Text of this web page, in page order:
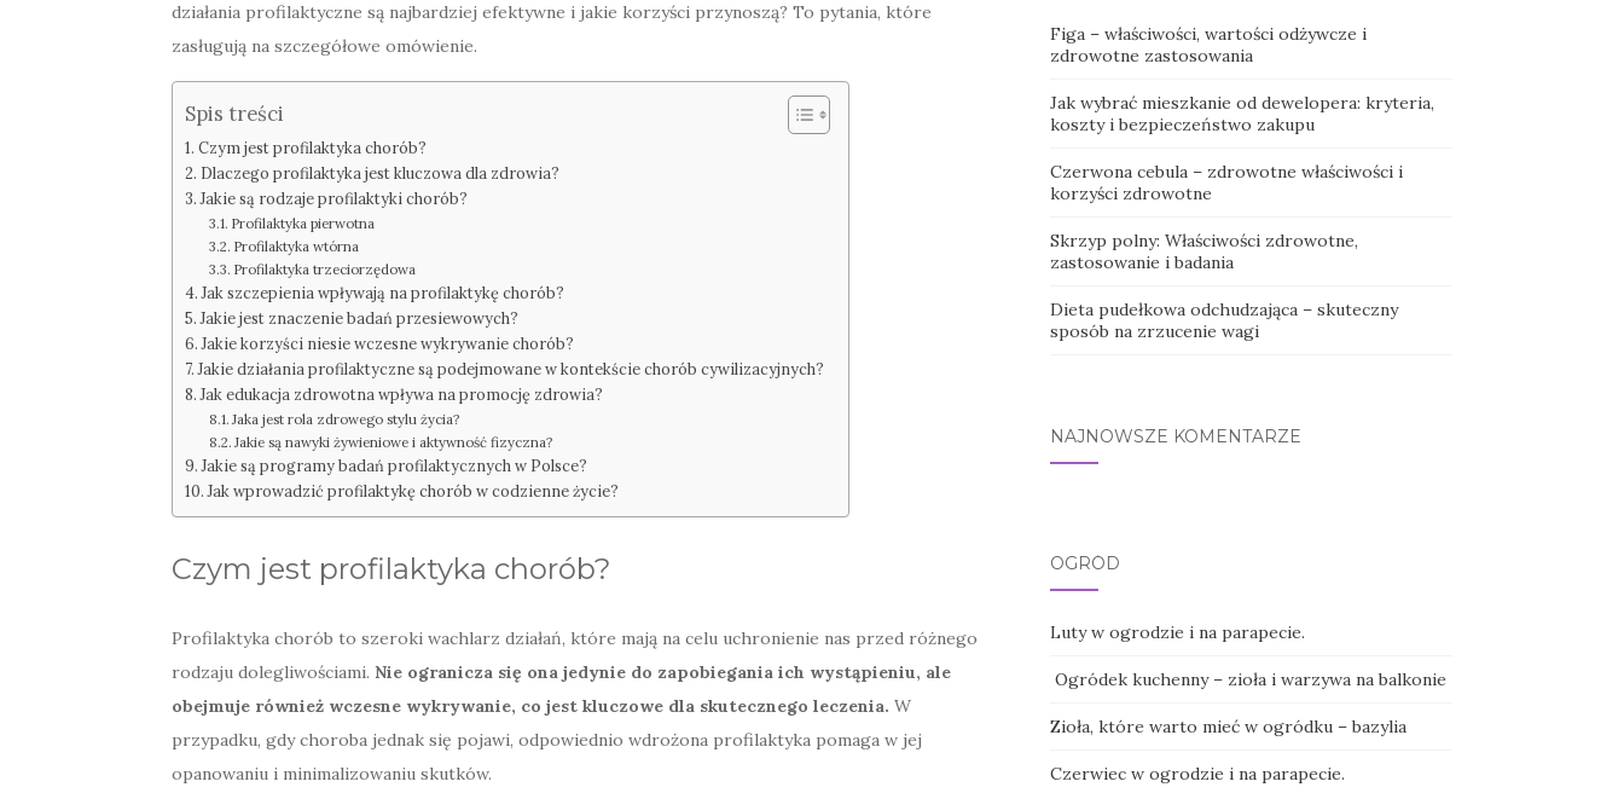
działania profilaktyczne są najbardziej efektywne i jakie korzyści przynoszą? To pytania, które
zasługują na szczegółowe omówienie.
Spis treści
Czym jest profilaktyka chorób?
Dlaczego profilaktyka jest kluczowa dla zdrowia?
Jakie są rodzaje profilaktyki chorób?
Profilaktyka pierwotna
Profilaktyka wtórna
Profilaktyka trzeciorzędowa
Jak szczepienia wpływają na profilaktykę chorób?
Jakie jest znaczenie badań przesiewowych?
Jakie korzyści niesie wczesne wykrywanie chorób?
Jakie działania profilaktyczne są podejmowane w kontekście chorób cywilizacyjnych?
Jak edukacja zdrowotna wpływa na promocję zdrowia?
Jaka jest rola zdrowego stylu życia?
Jakie są nawyki żywieniowe i aktywność fizyczna?
Jakie są programy badań profilaktycznych w Polsce?
Jak wprowadzić profilaktykę chorób w codzienne życie?
Czym jest profilaktyka chorób?
Profilaktyka chorób to szeroki wachlarz działań, które mają na celu uchronienie nas przed różnego
rodzaju dolegliwościami. Nie ogranicza się ona jedynie do zapobiegania ich wystąpieniu, ale
obejmuje również wczesne wykrywanie, co jest kluczowe dla skutecznego leczenia. W
przypadku, gdy choroba jednak się pojawi, odpowiednio wdrożona profilaktyka pomaga w jej
opanowaniu i minimalizowaniu skutków.
Figa – właściwości, wartości odżywcze i
zdrowotne zastosowania
Jak wybrać mieszkanie od dewelopera: kryteria,
koszty i bezpieczeństwo zakupu
Czerwona cebula – zdrowotne właściwości i
korzyści zdrowotne
Skrzyp polny: Właściwości zdrowotne,
zastosowanie i badania
Dieta pudełkowa odchudzająca – skuteczny
sposób na zrzucenie wagi
NAJNOWSZE KOMENTARZE
OGRÓD
Luty w ogrodzie i na parapecie.
Ogródek kuchenny – zioła i warzywa na balkonie
Zioła, które warto mieć w ogródku – bazylia
Czerwiec w ogrodzie i na parapecie.